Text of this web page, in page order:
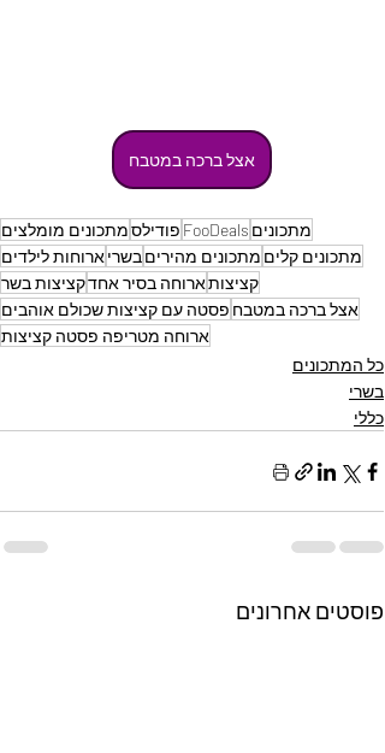
אצל ברכה במטבח
מתכונים FooDeals פודילסמתכונים מומלצים
מתכונים קלים מתכונים מהיריםבשריארוחות לילדים
קציצותארוחה בסיר אחדקציצות בשר
אצל ברכה במטבח פסטה עם קציצות שכולם אוהבים
ארוחה מטריפה פסטה קציצות
כל המתכונים
בשרי
כללי
פוסטים אחרונים